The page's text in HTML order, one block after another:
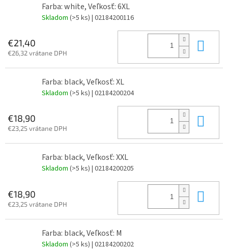
Farba: white, Veľkosť: 6XL
Skladom (>5 ks) | 02184200116
€21,40
€26,32 vrátane DPH
Farba: black, Veľkosť: XL
Skladom (>5 ks) | 02184200204
€18,90
€23,25 vrátane DPH
Farba: black, Veľkosť: XXL
Skladom (>5 ks) | 02184200205
€18,90
€23,25 vrátane DPH
Farba: black, Veľkosť: M
Skladom (>5 ks) | 02184200202